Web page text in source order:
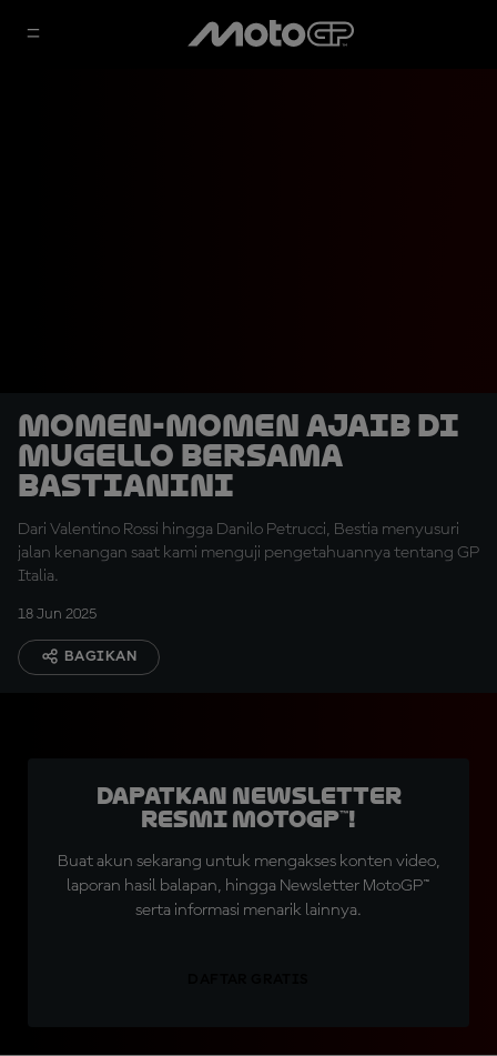
Momen-momen Ajaib di
Mugello bersama
Bastianini
Dari Valentino Rossi hingga Danilo Petrucci, Bestia menyusuri
jalan kenangan saat kami menguji pengetahuannya tentang GP
Italia.
18 Jun 2025
BAGIKAN
Dapatkan Newsletter
Resmi MotoGP™!
Buat akun sekarang untuk mengakses konten video,
laporan hasil balapan, hingga Newsletter MotoGP™
serta informasi menarik lainnya.